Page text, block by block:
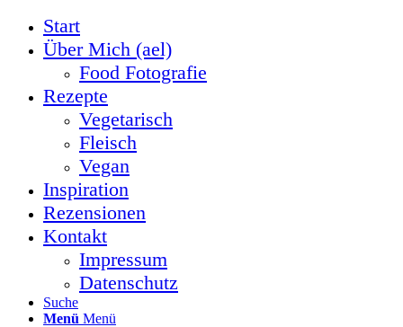
Start
Über Mich (ael)
Food Fotografie
Rezepte
Vegetarisch
Fleisch
Vegan
Inspiration
Rezensionen
Kontakt
Impressum
Datenschutz
Suche
Menü Menü